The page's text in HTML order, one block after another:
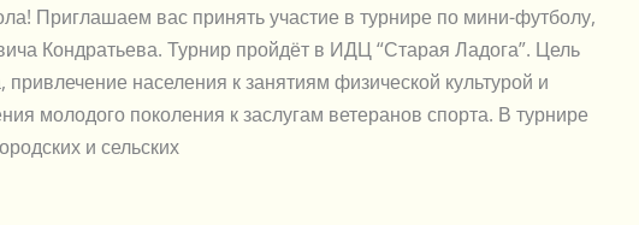
Приглашаем вас принять участие в турнире по мини-футболу,
Кондратьева. Турнир пройдёт в ИДЦ “Старая Ладога”. Цель
населения к занятиям физической культурой и
молодого поколения к заслугам ветеранов спорта. В турнире
и сельских